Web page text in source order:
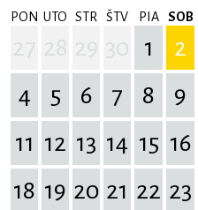
PON UTO STR ŠTV PIA SOB
1 2
4
5 6 7 8 9
11 12 13 14 15 16
18 19 20 21 22 23